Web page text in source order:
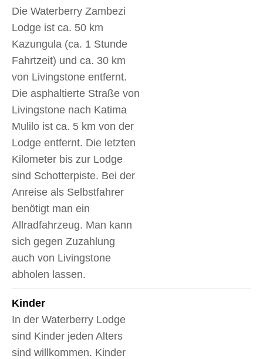
Die Waterberry Zambezi
Lodge ist ca. 50 km
Kazungula (ca. 1 Stunde
Fahrtzeit) und ca. 30 km
von Livingstone entfernt.
Die asphaltierte Straße von
Livingstone nach Katima
Mulilo ist ca. 5 km von der
Lodge entfernt. Die letzten
Kilometer bis zur Lodge
sind Schotterpiste. Bei der
Anreise als Selbstfahrer
benötigt man ein
Allradfahrzeug. Man kann
sich gegen Zuzahlung
auch von Livingstone
abholen lassen.
Kinder
In der Waterberry Lodge
sind Kinder jeden Alters
sind willkommen. Kinder